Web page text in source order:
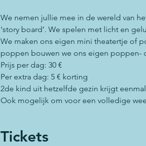
We nemen jullie mee in de wereld van
‘story board’. We spelen met licht en
We maken ons eigen mini theatertje of
poppen bouwen we ons eigen poppen-
Prijs per dag: 30 €
Per extra dag: 5 € korting
2de kind uit hetzelfde gezin krijgt
Ook mogelijk om voor een volledige
Tickets